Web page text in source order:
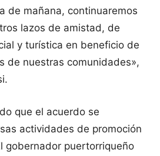
de mañana, continuaremos
lazos de amistad, de
y turística en beneficio de
de nuestras comunidades»,
que el acuerdo se
actividades de promoción
gobernador puertorriqueño